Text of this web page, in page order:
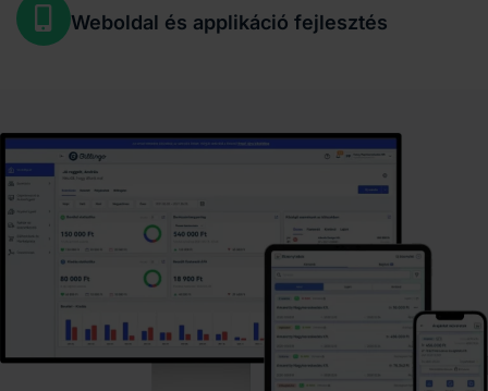
Weboldal és applikáció fejlesztés